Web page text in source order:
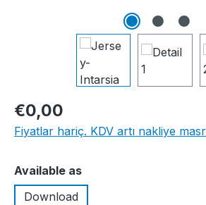
€0,00
Fiyatlar hariç. KDV artı nakliye
Seçin
Available as
Download